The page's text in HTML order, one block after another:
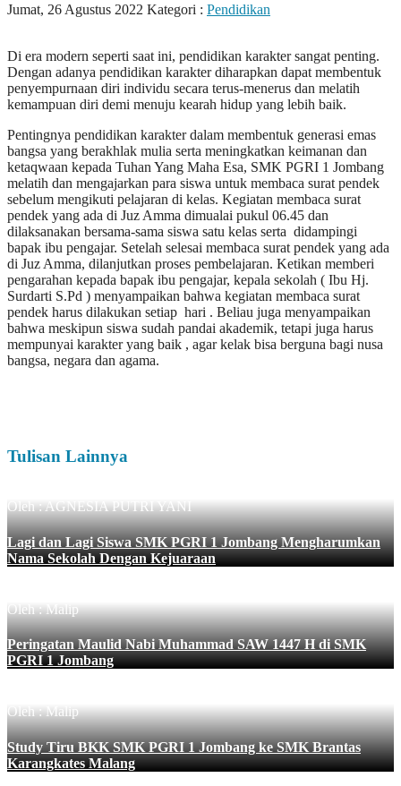
Jumat, 26 Agustus 2022 Kategori : Pendidikan
Di era modern seperti saat ini, pendidikan karakter sangat penting.
Dengan adanya pendidikan karakter diharapkan dapat membentuk
penyempurnaan diri individu secara terus-menerus dan melatih
kemampuan diri demi menuju kearah hidup yang lebih baik.
Pentingnya pendidikan karakter dalam membentuk generasi emas
bangsa yang berakhlak mulia serta meningkatkan keimanan dan
ketaqwaan kepada Tuhan Yang Maha Esa, SMK PGRI 1 Jombang
melatih dan mengajarkan para siswa untuk membaca surat pendek
sebelum mengikuti pelajaran di kelas. Kegiatan membaca surat
pendek yang ada di Juz Amma dimualai pukul 06.45 dan
dilaksanakan bersama-sama siswa satu kelas serta didampingi
bapak ibu pengajar. Setelah selesai membaca surat pendek yang ada
di Juz Amma, dilanjutkan proses pembelajaran. Ketikan memberi
pengarahan kepada bapak ibu pengajar, kepala sekolah ( Ibu Hj.
Surdarti S.Pd ) menyampaikan bahwa kegiatan membaca surat
pendek harus dilakukan setiap hari . Beliau juga menyampaikan
bahwa meskipun siswa sudah pandai akademik, tetapi juga harus
mempunyai karakter yang baik , agar kelak bisa berguna bagi nusa
bangsa, negara dan agama.
Tulisan Lainnya
Oleh : AGNESIA PUTRI YANI
Lagi dan Lagi Siswa SMK PGRI 1 Jombang Mengharumkan
Nama Sekolah Dengan Kejuaraan
Oleh : Malip
Peringatan Maulid Nabi Muhammad SAW 1447 H di SMK
PGRI 1 Jombang
Oleh : Malip
Study Tiru BKK SMK PGRI 1 Jombang ke SMK Brantas
Karangkates Malang